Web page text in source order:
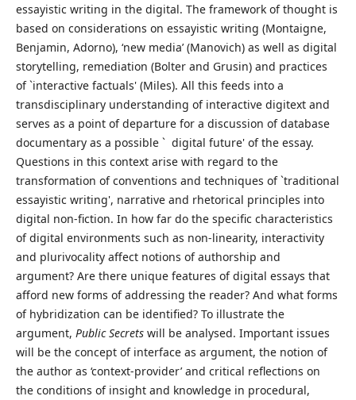
essayistic writing in the digital. The framework of thought is
based on considerations on essayistic writing (Montaigne,
Benjamin, Adorno), ‘new media’ (Manovich) as well as digital
storytelling, remediation (Bolter and Grusin) and practices
of `interactive factuals' (Miles). All this feeds into a
transdisciplinary understanding of interactive digitext and
serves as a point of departure for a discussion of database
documentary as a possible ` digital future' of the essay.
Questions in this context arise with regard to the
transformation of conventions and techniques of `traditional
essayistic writing', narrative and rhetorical principles into
digital non-fiction. In how far do the specific characteristics
of digital environments such as non-linearity, interactivity
and plurivocality affect notions of authorship and
argument? Are there unique features of digital essays that
afford new forms of addressing the reader? And what forms
of hybridization can be identified? To illustrate the
argument, Public Secretswill be analysed. Important issues
will be the concept of interface as argument, the notion of
the author as ‘context-provider’ and critical reflections on
the conditions of insight and knowledge in procedural,